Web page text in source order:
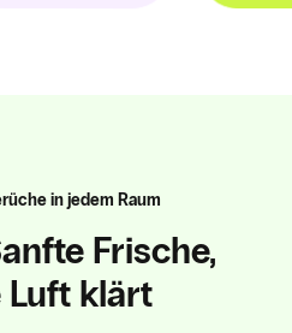
in jedem Raum
Frische,
Luft klärt